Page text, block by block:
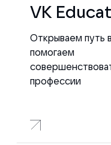
VK
Открываем путь
помогаем
профессии